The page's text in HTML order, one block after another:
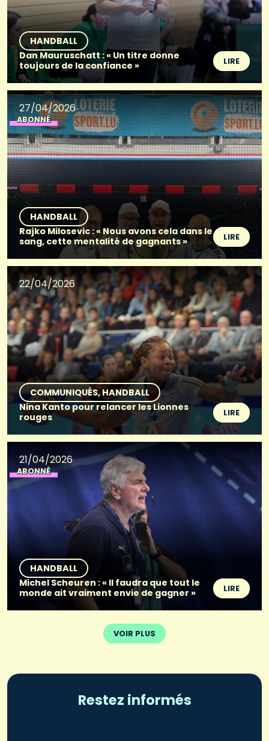
HANDBALL
Dan Mauruschatt : « Un titre donne
toujours de la confiance »
LIRE
27/04/2026
ABONNÉ
HANDBALL
Rajko Milosevic : « Nous avons cela dans le
sang, cette mentalité de gagnants »
LIRE
22/04/2026
COMMUNIQUÉS HANDBALL
Nina Kanto pour relancer les Lionnes
rouges
LIRE
21/04/2026
ABONNÉ
HANDBALL
Michel Scheuren : « Il faudra que tout le
monde ait vraiment envie de gagner »
LIRE
VOIR PLUS
Restez informés